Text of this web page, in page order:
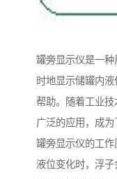
罐旁显示仪是一
时地显示储罐内
帮助。随着工业
广泛的应用，成为
罐旁显示仪的工
液位变化时，浮